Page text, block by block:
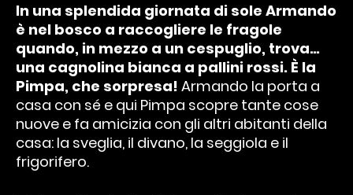
In una splendida giornata di sole Armando
è nel bosco a raccogliere le fragole
quando, in mezzo a un cespuglio, trova…
una cagnolina bianca a pallini rossi. È la
Pimpa, che sorpresa! Armando la porta a
casa con sé e qui Pimpa scopre tante cose
nuove e fa amicizia con gli altri abitanti della
casa: la sveglia, il divano, la seggiola e il
frigorifero.